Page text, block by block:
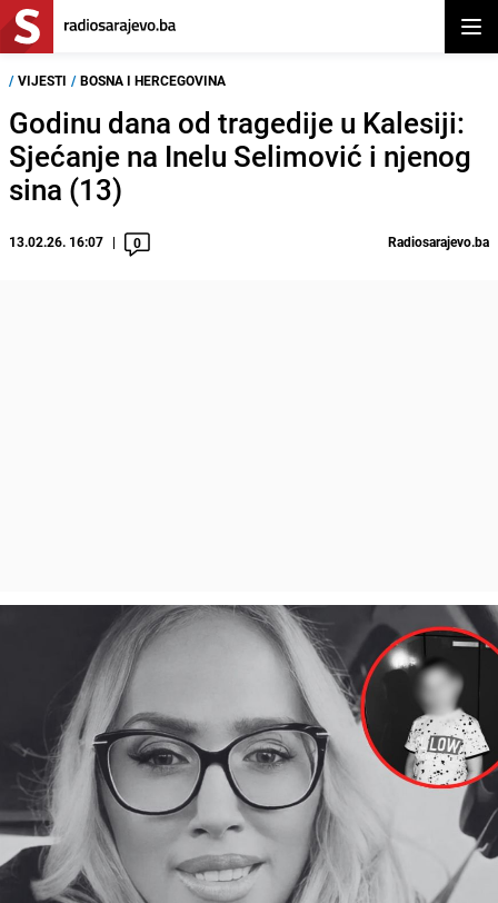
/ VIJESTI / BOSNA I HERCEGOVINA
Godinu dana od tragedije u Kalesiji:
Sjećanje na Inelu Selimović i njenog
sina (13)
13.02.26. 16:07 0 Radiosarajevo.ba